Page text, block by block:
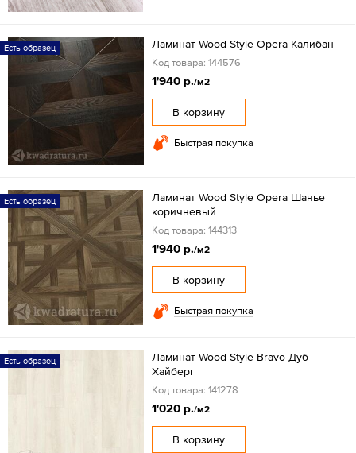
Есть образец Ламинат Wood Style Opera Калибан
Код товара: 144576
1'940 р./м2
В корзину
Быстрая покупка
Есть образец
Ламинат Wood Style Opera Шанье
коричневый
Код товара: 144313
1'940 р./м2
В корзину
Быстрая покупка
Есть образец
Ламинат Wood Style Bravo Дуб
Хайберг
Код товара: 141278
1'020 р./м2
В корзину